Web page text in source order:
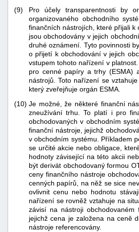
(9)
Pro účely transparentnosti by
organizovaného obchodního
finančních nástrojích, které přijali
jsou obchodovány v jejich
druhé oznámení. Tyto povinnosti
o přijetí k obchodování v jejich
vstupem tohoto nařízení v
pro cenné papíry a trhy (ESMA)
nástrojů. Toto nařízení se
který zveřejňuje orgán ESMA.
(10) Je možné, že některé finanční
zneužívání trhu. To platí i pro
obchodovaných v obchodním
finanční nástroje, jejichž
v obchodním systému. Příkladem
se určité akcie nebo obligace,
hodnoty závisející na této akcii
být derivát obchodovaný formou
ceny finančního nástroje
cenných papírů, na něž se sice
ovlivnit cenu nebo hodnotu
nařízení se rovněž vztahuje na
závisí na nástroji
jejichž cena je založena na ceně
nástroje referencovány.